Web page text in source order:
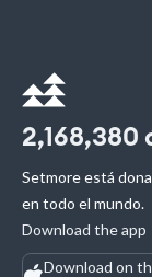
2,168,380
Setmore está
en todo el mundo.
Download the app
Download on